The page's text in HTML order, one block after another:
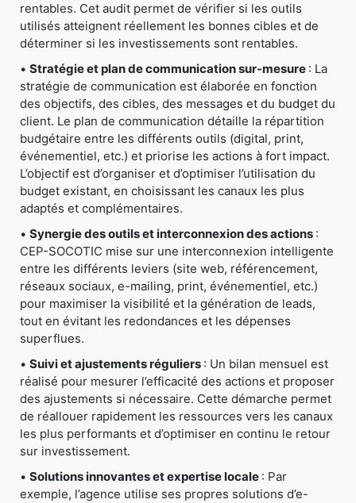
rentables. Cet audit permet de vérifier si les outils
utilisés atteignent réellement les bonnes cibles et de
déterminer si les investissements sont rentables.
• Stratégie et plan de communication sur-mesure : La
stratégie de communication est élaborée en fonction
des objectifs, des cibles, des messages et du budget du
client. Le plan de communication détaille la répartition
budgétaire entre les différents outils (digital, print,
événementiel, etc.) et priorise les actions à fort impact.
L’objectif est d’organiser et d’optimiser l’utilisation du
budget existant, en choisissant les canaux les plus
adaptés et complémentaires.
• Synergie des outils et interconnexion des actions :
CEP-SOCOTIC mise sur une interconnexion intelligente
entre les différents leviers (site web, référencement,
réseaux sociaux, e-mailing, print, événementiel, etc.)
pour maximiser la visibilité et la génération de leads,
tout en évitant les redondances et les dépenses
superflues.
• Suivi et ajustements réguliers : Un bilan mensuel est
réalisé pour mesurer l’efficacité des actions et proposer
des ajustements si nécessaire. Cette démarche permet
de réallouer rapidement les ressources vers les canaux
les plus performants et d’optimiser en continu le retour
sur investissement.
• Solutions innovantes et expertise locale : Par
exemple, l’agence utilise ses propres solutions d’e-